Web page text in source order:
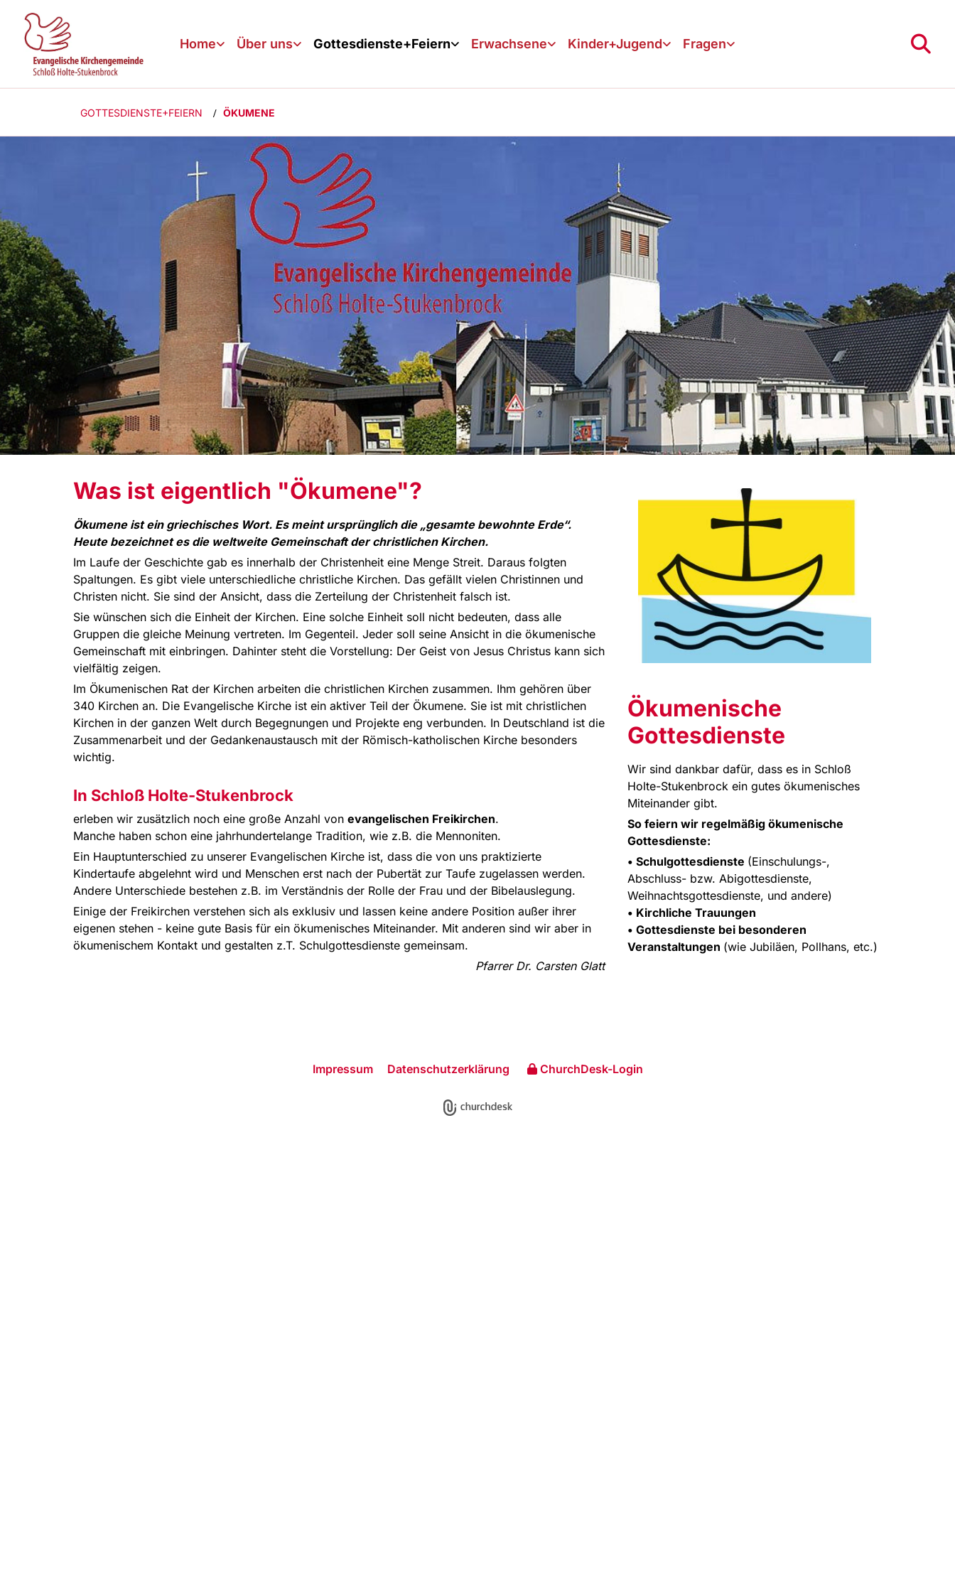
Home Über uns Gottesdienste+Feiern Erwachsene Kinder+Jugend Fragen
GOTTESDIENSTE+FEIERN / ÖKUMENE
Was ist eigentlich "Ökumene"?
Ökumene ist ein griechisches Wort. Es meint ursprünglich die „gesamte bewohnte Erde“.
Heute bezeichnet es die weltweite Gemeinschaft der christlichen Kirchen.
Im Laufe der Geschichte gab es innerhalb der Christenheit eine Menge Streit. Daraus folgten
Spaltungen. Es gibt viele unterschiedliche christliche Kirchen. Das gefällt vielen Christinnen und
Christen nicht. Sie sind der Ansicht, dass die Zerteilung der Christenheit falsch ist.
Sie wünschen sich die Einheit der Kirchen. Eine solche Einheit soll nicht bedeuten, dass alle
Gruppen die gleiche Meinung vertreten. Im Gegenteil. Jeder soll seine Ansicht in die ökumenische
Gemeinschaft mit einbringen. Dahinter steht die Vorstellung: Der Geist von Jesus Christus kann sich
vielfältig zeigen.
Im Ökumenischen Rat der Kirchen arbeiten die christlichen Kirchen zusammen. Ihm gehören über
340 Kirchen an. Die Evangelische Kirche ist ein aktiver Teil der Ökumene. Sie ist mit christlichen
Kirchen in der ganzen Welt durch Begegnungen und Projekte eng verbunden. In Deutschland ist die
Zusammenarbeit und der Gedankenaustausch mit der Römisch-katholischen Kirche besonders
wichtig.
In Schloß Holte-Stukenbrock
erleben wir zusätzlich noch eine große Anzahl von evangelischen Freikirchen.
Manche haben schon eine jahrhundertelange Tradition, wie z.B. die Mennoniten.
Ein Hauptunterschied zu unserer Evangelischen Kirche ist, dass die von uns praktizierte
Kindertaufe abgelehnt wird und Menschen erst nach der Pubertät zur Taufe zugelassen werden.
Andere Unterschiede bestehen z.B. im Verständnis der Rolle der Frau und der Bibelauslegung.
Einige der Freikirchen verstehen sich als exklusiv und lassen keine andere Position außer ihrer
eigenen stehen - keine gute Basis für ein ökumenisches Miteinander. Mit anderen sind wir aber in
ökumenischem Kontakt und gestalten z.T. Schulgottesdienste gemeinsam.
Pfarrer Dr. Carsten Glatt
Ökumenische
Gottesdienste
Wir sind dankbar dafür, dass es in Schloß
Holte-Stukenbrock ein gutes ökumenisches
Miteinander gibt.
So feiern wir regelmäßig ökumenische
Gottesdienste:
• Schulgottesdienste (Einschulungs-,
Abschluss- bzw. Abigottesdienste,
Weihnachtsgottesdienste, und andere)
• Kirchliche Trauungen
• Gottesdienste bei besonderen
Veranstaltungen (wie Jubiläen, Pollhans, etc.)
Impressum Datenschutzerklärung ChurchDesk-Login